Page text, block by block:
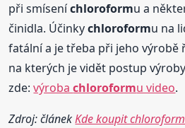
při smíseníchloroformu a
činidla. Účinkychloroformu na
fatální a je třeba při jeho výrobě
na kterých je vidět postup
zde:výrobachloroformu video.
Zdroj: článekKde koupit